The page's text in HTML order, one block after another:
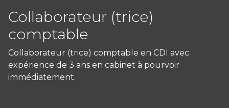
Collaborateur (trice)
comptable
Collaborateur (trice) comptable en CDI avec
expérience de 3 ans en cabinet à pourvoir
immédiatement.